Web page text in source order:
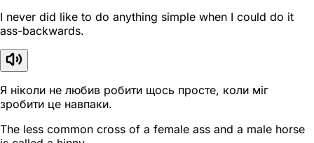
I never did like to do anything simple when I could do it
ass-backwards.
Я ніколи не любив робити щось просте, коли міг
зробити це навпаки.
The less common cross of a female ass and a male horse